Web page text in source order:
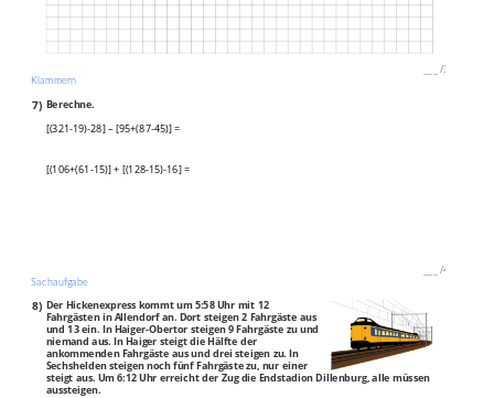
/3P
Klammern
7) Berechne.
[(321-19)-28] – [95+(87-45)] =
[(106+(61-15)] + [(128-15)-16] =
/4P
Sachaufgabe
8) Der Hickenexpress kommt um 5:58 Uhr mit 12
Fahrgästen in Allendorf an. Dort steigen 2 Fahrgäste aus
und 13 ein. In Haiger-Obertor steigen 9 Fahrgäste zu und
niemand aus. In Haiger steigt die Hälfte der
ankommenden Fahrgäste aus und drei steigen zu. In
Sechshelden steigen noch fünf Fahrgäste zu, nur einer
steigt aus. Um 6:12 Uhr erreicht der Zug die Endstadion Dillenburg, alle müssen
aussteigen.